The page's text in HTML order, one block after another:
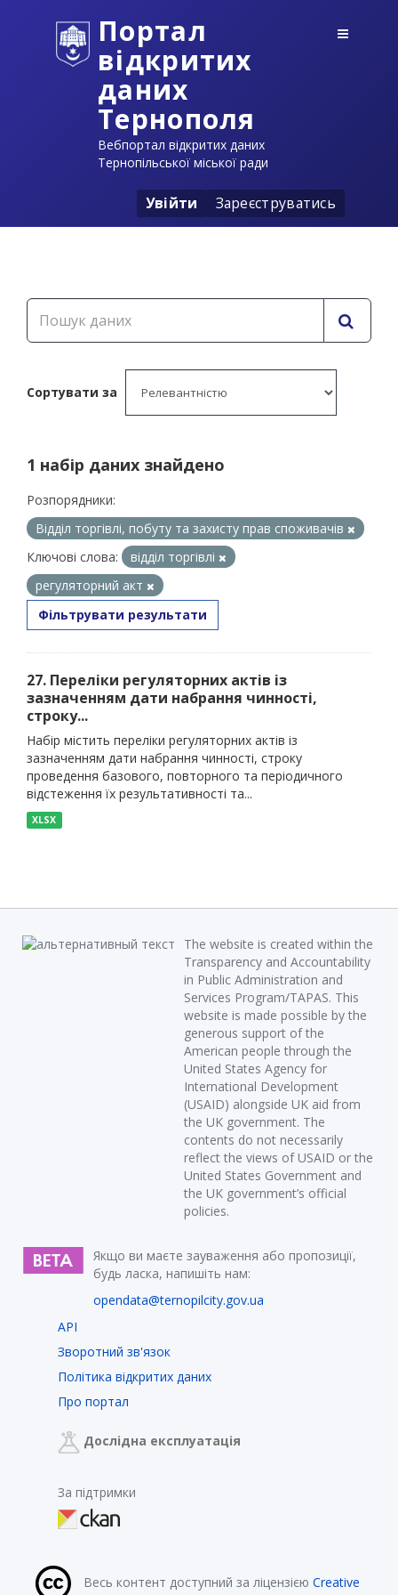
Портал
відкритих
даних
Тернополя
Вебпортал відкритих даних
Тернопільської міської ради
Увійти Зареєструватись
Сортувати за
1 набір даних знайдено
Розпорядники:
Відділ торгівлі, побуту та захисту прав споживачів
Ключові слова:
відділ торгівлі
регуляторний акт
Фільтрувати результати
27. Переліки регуляторних актів із
зазначенням дати набрання чинності,
строку...
Набір містить переліки регуляторних актів із
зазначенням дати набрання чинності, строку
проведення базового, повторного та періодичного
відстеження їх результативності та...
XLSX
The website is created within the
Transparency and Accountability
in Public Administration and
Services Program/TAPAS. This
website is made possible by the
generous support of the
American people through the
United States Agency for
International Development
(USAID) alongside UK aid from
the UK government. The
contents do not necessarily
reflect the views of USAID or the
United States Government and
the UK government’s official
policies.
Якщо ви маєте зауваження або пропозиції,
будь ласка, напишіть нам:
opendata@ternopilcity.gov.ua
API
Зворотний зв'язок
Політика відкритих даних
Про портал
Дослідна експлуатація
За підтримки
Весь контент доступний за ліцензією Creative